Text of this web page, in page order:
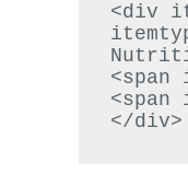
<div
<span
<span
</div>